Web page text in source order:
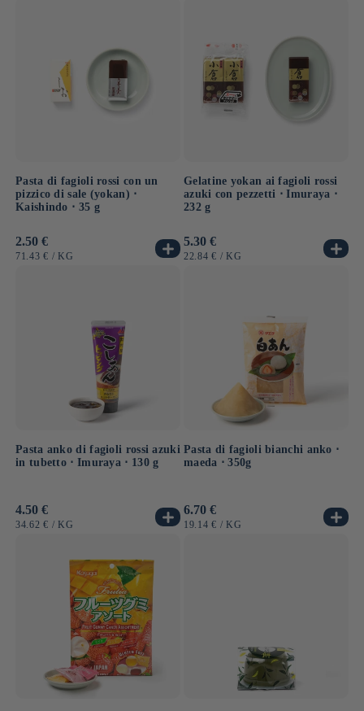
Pasta di fagioli rossi con un
pizzico di sale (yokan) ⋅
Kaishindo ⋅ 35 g
Prezzo
di
2.50 €
PREZZO
71.43 € / PER
KG
Gelatine yokan ai fagioli rossi
azuki con pezzetti ⋅ Imuraya ⋅
232 g
Prezzo
di
5.30 €
PREZZO
22.84 € / PER
KG
Pasta anko di fagioli rossi azuki
in tubetto ⋅ Imuraya ⋅ 130 g
Prezzo
di
4.50 €
PREZZO
34.62 € / PER
KG
Pasta di fagioli bianchi anko ⋅
maeda ⋅ 350g
Prezzo
di
6.70 €
PREZZO
19.14 € / PER
KG